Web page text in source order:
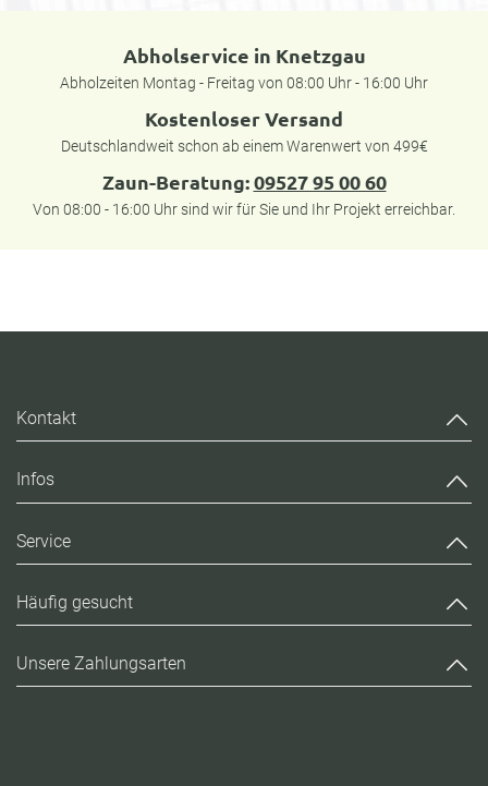
Abholservice in Knetzgau
Abholzeiten Montag - Freitag von 08:00 Uhr - 16:00 Uhr
Kostenloser Versand
Deutschlandweit schon ab einem Warenwert von 499€
Zaun-Beratung:09527 95 00 60
Von 08:00 - 16:00 Uhr sind wir für Sie und Ihr Projekt erreichbar.
Kontakt
Infos
Service
Häufig gesucht
Unsere Zahlungsarten